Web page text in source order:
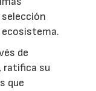
de
ratifica su
que